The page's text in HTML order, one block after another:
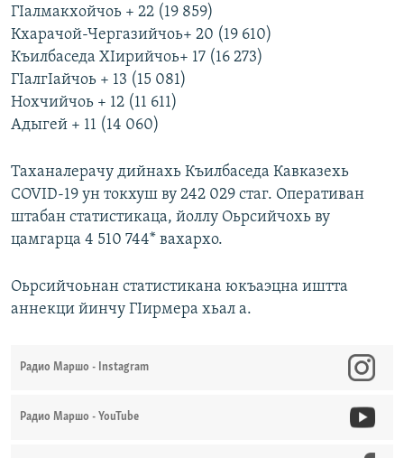
ГIалмакхойчоь + 22 (19 859)
Кхарачой-Чергазийчоь+ 20 (19 610)
Къилбаседа ХIирийчоь+ 17 (16 273)
ГIалгIайчоь + 13 (15 081)
Нохчийчоь + 12 (11 611)
Адыгей + 11 (14 060)
Таханалерачу дийнахь Къилбаседа Кавказехь
COVID-19 ун токхуш ву 242 029 стаг. Оперативан
штабан статистикаца, йоллу Оьрсийчохь ву
цамгарца 4 510 744* вахархо.
Оьрсийчоьнан статистикана юкъаэцна иштта
аннекци йинчу ГIирмера хьал а.
Радио Маршо - Instagram
Радио Маршо - YouTube